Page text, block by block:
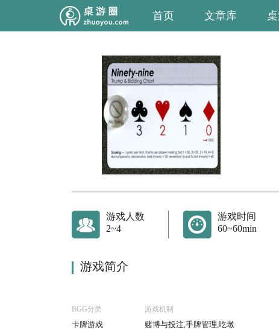
首页 文章库
游戏人数
2~4
游戏时间
60~60min
游戏简介
BGG分类
卡牌游戏
游戏机制
赌博与投注,手牌管理,吃墩